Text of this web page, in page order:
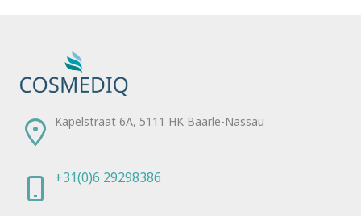
Kapelstraat 6A, 5111 HK Baarle-Nassau
+31(0)6 29298386